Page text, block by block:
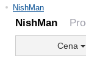
NishMan
NishMan
Cena